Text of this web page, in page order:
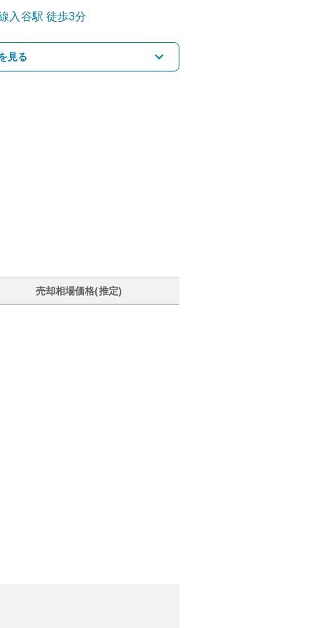
入谷駅 徒歩3分
見る
売却相場価格(推定)